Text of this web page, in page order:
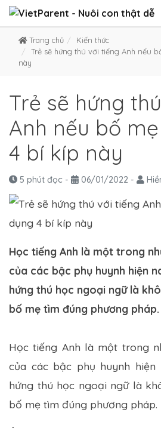
Trang chủ
Kiến thức
Trẻ sẽ hứng thú với tiếng Anh nếu
này
Trẻ sẽ hứng
Anh nếu bố
4 bí kíp này
5 phút đọc - 06/01/2022 -
Học tiếng Anh là một trong
của các bậc phụ huynh hiện
hứng thú học ngoại ngữ là
bố mẹ tìm đúng phương pháp.
Học tiếng Anh là một trong
của các bậc phụ huynh
hứng thú học ngoại ngữ là
bố mẹ tìm đúng phương pháp.